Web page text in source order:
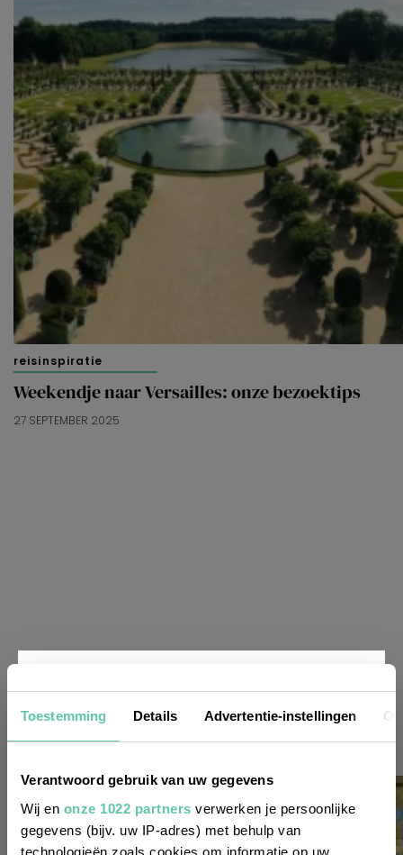
Toestemming Details Advertentie-instellingen
Verantwoord gebruik van uw gegevens
Wij en onze 1022 partners verwerken je persoonlijke
gegevens (bijv. uw IP-adres) met behulp van
technologieën zoals cookies om informatie op uw
reisinspiratie
Weekendje naar Versailles: onze bezoektips
27 SEPTEMBER 2025
Nieuwsbrief
Wil je altijd als eerste op de hoogte zijn
van de laatste nieuwtjes, leuke adressen
en inspirerende tips voor Frankrijk? Meld